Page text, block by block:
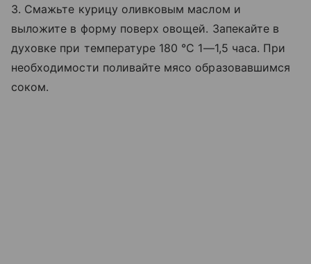
3. Смажьте курицу оливковым маслом и
выложите в форму поверх овощей. Запекайте в
духовке при температуре 180 °C 1—1,5 часа. При
необходимости поливайте мясо образовавшимся
соком.